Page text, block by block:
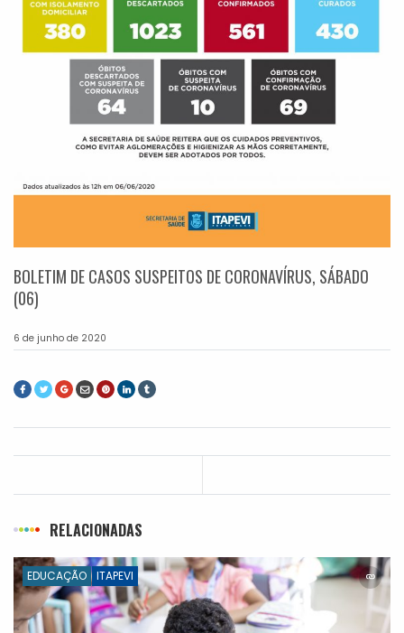
BOLETIM DE CASOS SUSPEITOS DE CORONAVÍRUS, SÁBADO
(06)
6 de junho de 2020
RELACIONADAS
EDUCAÇÃO ITAPEVI